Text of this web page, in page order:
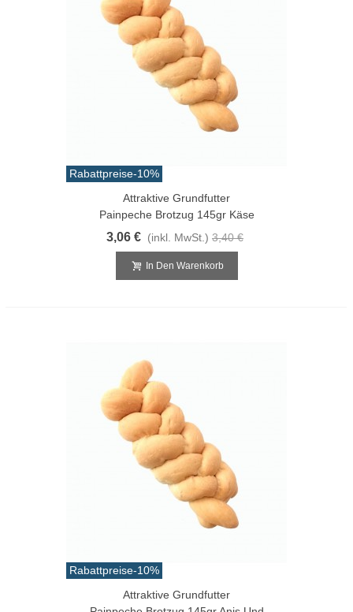
Rabattpreise-10%
Attraktive Grundfutter
Painpeche Brotzug 145gr Käse
3,06 € (inkl. MwSt.) 3,40 €
In Den Warenkorb
Rabattpreise-10%
Attraktive Grundfutter